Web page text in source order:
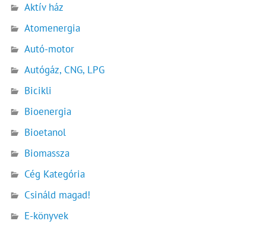
Aktív ház
Atomenergia
Autó-motor
Autógáz, CNG, LPG
Bicikli
Bioenergia
Bioetanol
Biomassza
Cég Kategória
Csináld magad!
E-könyvek